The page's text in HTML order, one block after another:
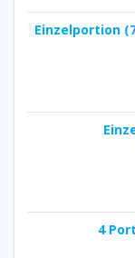
Einzelportion
4